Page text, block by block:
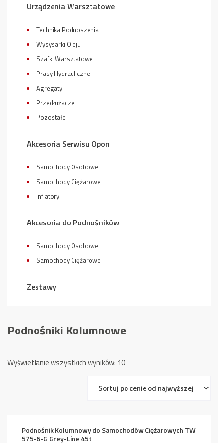
Urządzenia Warsztatowe
Technika Podnoszenia
Wysysarki Oleju
Szafki Warsztatowe
Prasy Hydrauliczne
Agregaty
Przedłużacze
Pozostałe
Akcesoria Serwisu Opon
Samochody Osobowe
Samochody Ciężarowe
Inflatory
Akcesoria do Podnośników
Samochody Osobowe
Samochody Ciężarowe
Zestawy
Podnośniki Kolumnowe
Wyświetlanie wszystkich wyników: 10Posortowane
ceny:
niskiej
Podnośnik Kolumnowy do Samochodów Ciężarowych TW
575-6-G Grey-Line 45t